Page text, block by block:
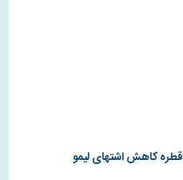
قطره کاهش اشتهای لیمو